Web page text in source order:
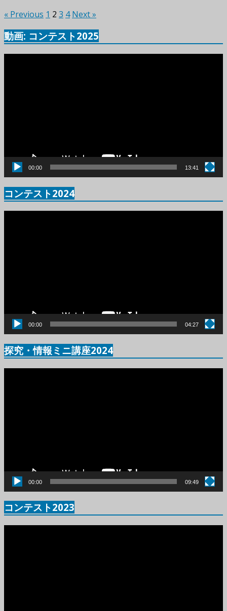
« Previous 1 2 3 4 Next »
動画: コンテスト2025
00:00 13:41
コンテスト2024
00:00 04:27
探究・情報ミニ講座2024
00:00 09:49
コンテスト2023